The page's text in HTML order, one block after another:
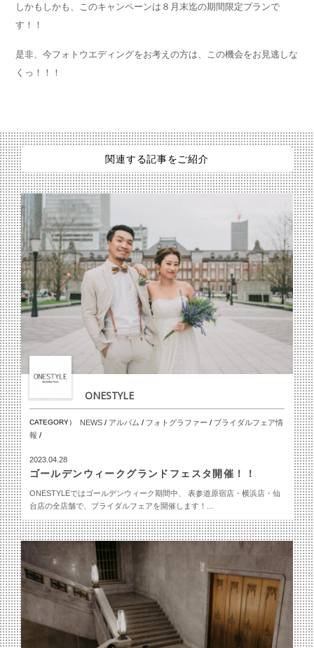
しかもしかも、このキャンペーンは８月末迄の期間限定プランで
す！！
是非、今フォトウエディングをお考えの方は、この機会をお見逃しな
くっ！！！
関連する記事をご紹介
ONESTYLE
CATEGORY） NEWS/ アルバム / フォトグラファー / ブライダルフェア情
報 /
2023.04.28
ゴールデンウィークグランドフェスタ開催！！
ONESTYLEではゴールデンウィーク期間中、 表参道原宿店・横浜店・仙
台店の全店舗で、ブライダルフェアを開催します！...